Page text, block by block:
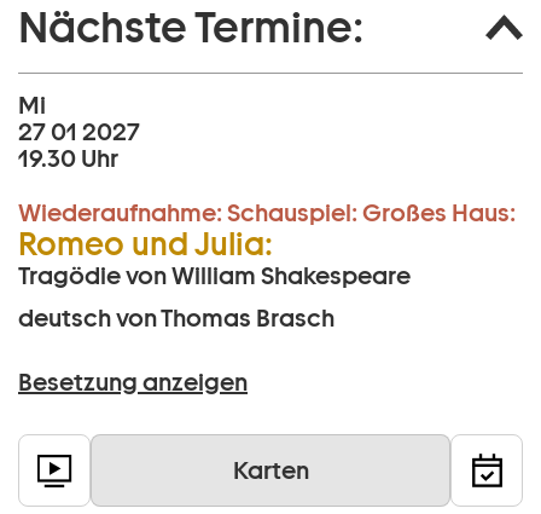
Nächste Termine:
Mi
27 01 2027
19.30 Uhr
Wiederaufnahme: Schauspiel: Großes Haus:
Romeo und Julia:
Tragödie von William Shakespeare
deutsch von Thomas Brasch
Besetzung anzeigen
Karten